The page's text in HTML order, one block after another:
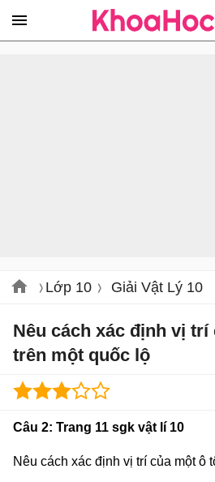
Lớp 10 Giải Vật Lý 10
Nêu cách xác định vị trí
trên một quốc lộ
Câu 2: Trang 11 sgk vật lí 10
Nêu cách xác định vị trí của một ô